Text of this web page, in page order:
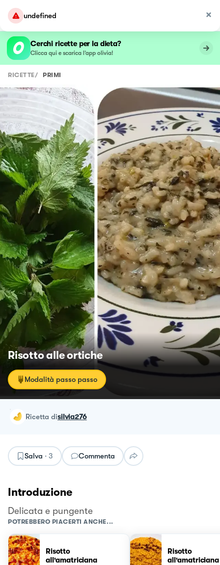
undefined
Cerchi ricette per la dieta?
Clicca qui e scarica l’app olivia!
RICETTE/ PRIMI
Risotto alle ortiche
Modalità passo passo
ricetta disilvia276
Salva · 3 Commenta
Introduzione
Delicata e pungente
POTREBBERO PIACERTI ANCHE...
Risotto
all'amatriciana
Risotto
all'amatriciana